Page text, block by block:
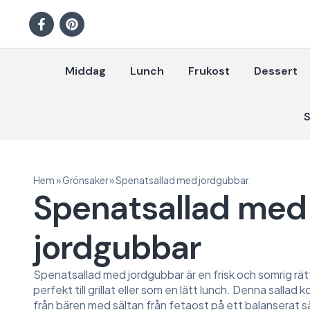
Middag Lunch Frukost Dessert
Hem»Grönsaker»Spenatsallad med jordgubbar
Spenatsallad med
jordgubbar
Spenatsallad med jordgubbar är en frisk och somrig
perfekt till grillat eller som en lätt lunch. Denna sallad
från bären med sältan från fetaost på ett balanserat